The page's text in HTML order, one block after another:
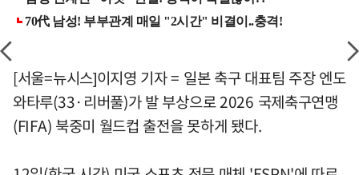
[서울=뉴시스]이지영 기자 = 일본 축구 대표팀 주장 엔도
와타루(33·리버풀)가 발 부상으로 2026 국제축구연맹
(FIFA) 북중미 월드컵 출전을 못하게 됐다.